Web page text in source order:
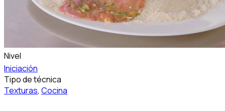
Nivel
Iniciación
Tipo de técnica
Texturas, Cocina